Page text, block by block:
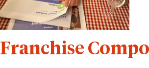
Franchise